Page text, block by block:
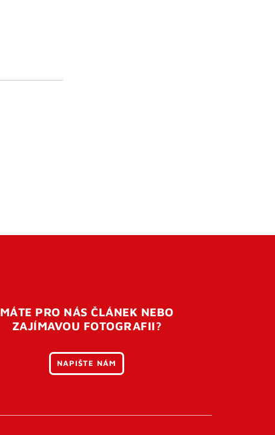
MÁTE PRO NÁS ČLÁNEK NEBO
ZAJÍMAVOU FOTOGRAFII?
NAPIŠTE NÁM